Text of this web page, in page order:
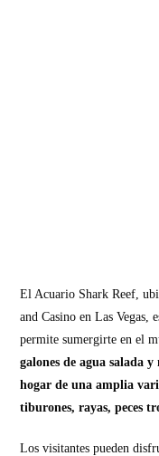
El Acuario Shark Reef,
and Casino en Las Vegas,
permite sumergirte en el
galones de agua salada
hogar de una amplia
tiburones, rayas, peces
Los visitantes pueden